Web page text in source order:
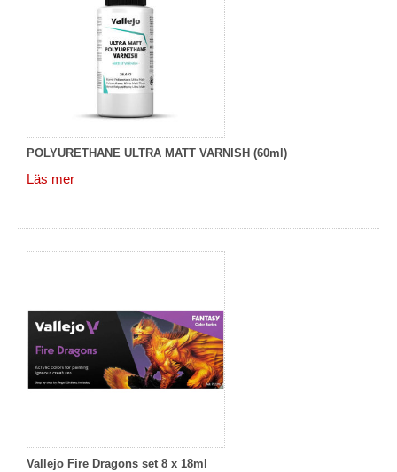
POLYURETHANE ULTRA MATT VARNISH (60ml)
Läs mer
Vallejo Fire Dragons set 8 x 18ml